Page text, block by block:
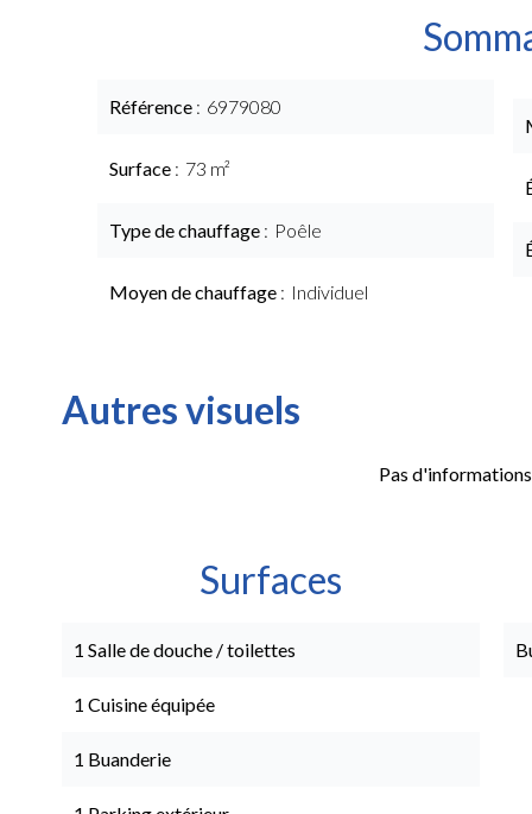
Référence 6979080
Surface 73 m²
Type de chauffage Poêle
Moyen de chauffage Individuel
Autres visuels
Pas
Surfaces
1 Salle de douche / toilettes
1 Cuisine équipée
1 Buanderie